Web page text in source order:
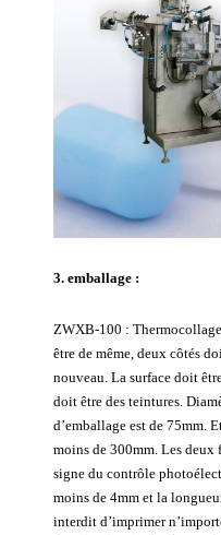
3. emballage :
ZWXB-100 :
être de même, deux côtés
nouveau. La surface doit
doit être des teintures.
d’emballage est de 75mm.
moins de 300mm. Les deux
signe du contrôle
moins de 4mm et la
interdit d’imprimer